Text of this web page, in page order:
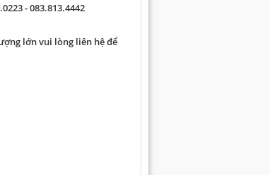
- 083.813.4442
lớn vui lòng liên hệ để